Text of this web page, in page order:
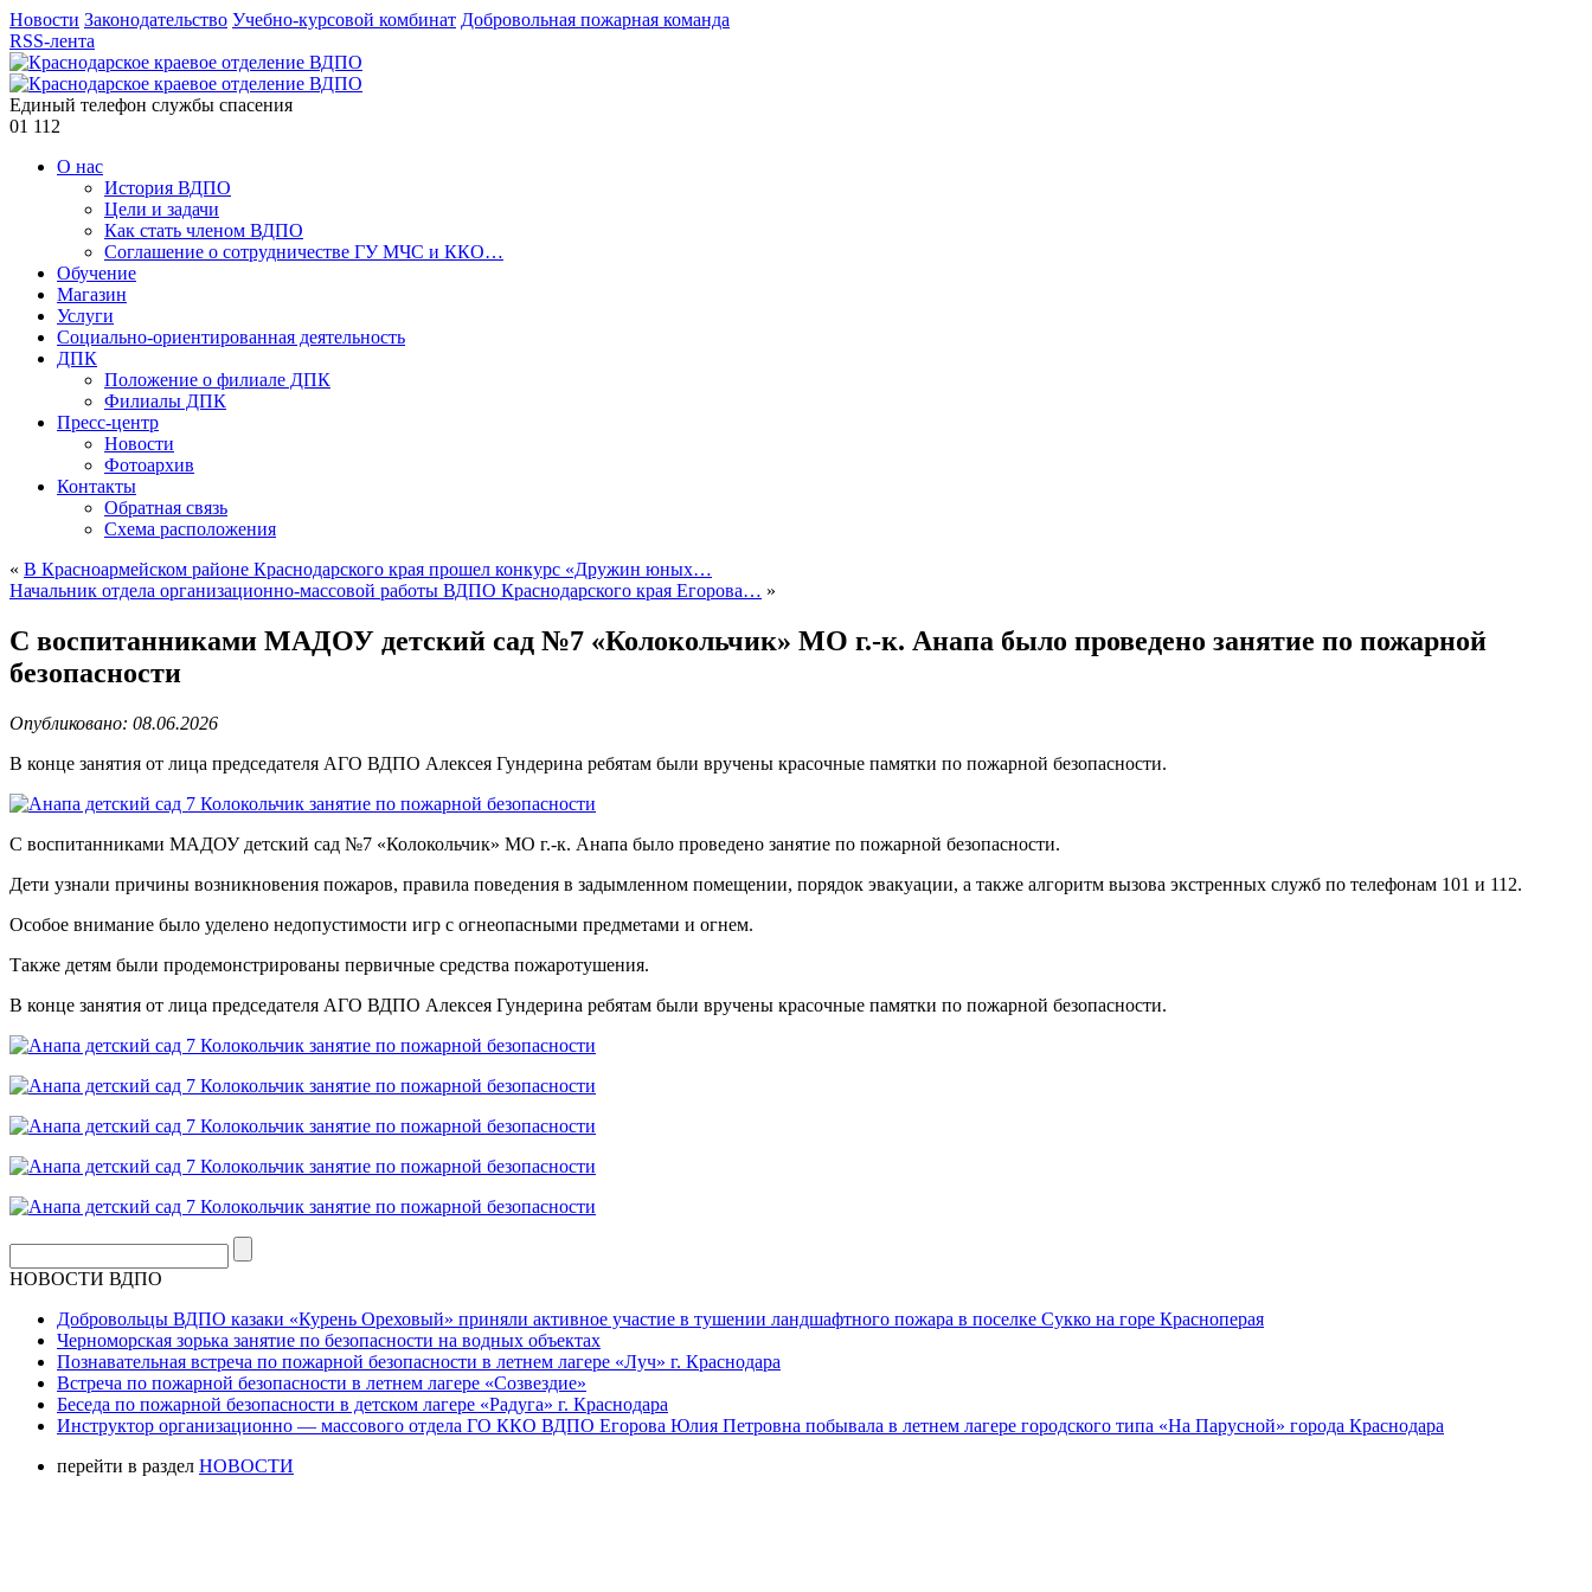
Новости Законодательство Учебно-курсовой комбинат Добровольная пожарная команда
RSS-лента
Единый телефон службы спасения
01 112
О нас
История ВДПО
Цели и задачи
Как стать членом ВДПО
Соглашение о сотрудничестве ГУ МЧС и ККО…
Обучение
Магазин
Услуги
Социально-ориентированная деятельность
ДПК
Положение о филиале ДПК
Филиалы ДПК
Пресс-центр
Новости
Фотоархив
Контакты
Обратная связь
Схема расположения
« В Красноармейском районе Краснодарского края прошел конкурс «Дружин юных…
Начальник отдела организационно-массовой работы ВДПО Краснодарского края Егорова… »
С воспитанниками МАДОУ детский сад №7 «Колокольчик» МО г.-к. Анапа было проведено занятие по пожарной
безопасности
Опубликовано: 08.06.2026
В конце занятия от лица председателя АГО ВДПО Алексея Гундерина ребятам были вручены красочные памятки по пожарной безопасности.
С воспитанниками МАДОУ детский сад №7 «Колокольчик» МО г.-к. Анапа было проведено занятие по пожарной безопасности.
Дети узнали причины возникновения пожаров, правила поведения в задымленном помещении, порядок эвакуации, а также алгоритм вызова экстренных служб по телефонам 101 и 112.
Особое внимание было уделено недопустимости игр с огнеопасными предметами и огнем.
Также детям были продемонстрированы первичные средства пожаротушения.
В конце занятия от лица председателя АГО ВДПО Алексея Гундерина ребятам были вручены красочные памятки по пожарной безопасности.
НОВОСТИ ВДПО
Добровольцы ВДПО казаки «Курень Ореховый» приняли активное участие в тушении ландшафтного пожара в поселке Сукко на горе Красноперая
Черноморская зорька занятие по безопасности на водных объектах
Познавательная встреча по пожарной безопасности в летнем лагере «Луч» г. Краснодара
Встреча по пожарной безопасности в летнем лагере «Созвездие»
Беседа по пожарной безопасности в детском лагере «Радуга» г. Краснодара
Инструктор организационно — массового отдела ГО ККО ВДПО Егорова Юлия Петровна побывала в летнем лагере городского типа «На Парусной» города Краснодара
перейти в раздел НОВОСТИ